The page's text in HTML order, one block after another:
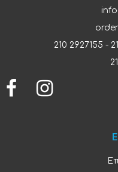
210 2927155 -